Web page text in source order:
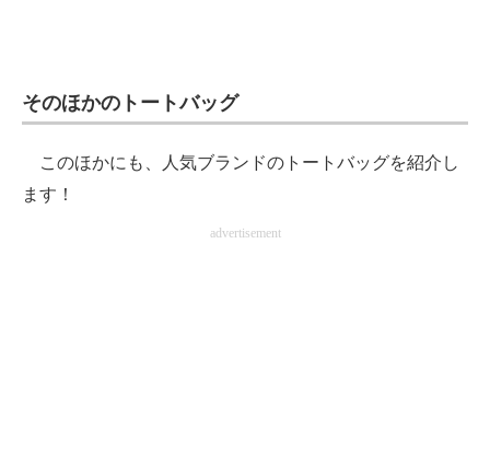
そのほかのトートバッグ
このほかにも、人気ブランドのトートバッグを紹介し
ます！
advertisement